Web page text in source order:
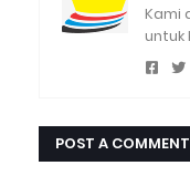
Kami
untuk
POST A COMMENT